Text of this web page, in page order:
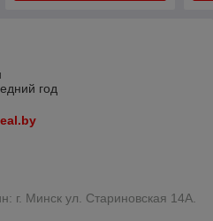
год
г. Минск ул. Стариновская 14А.